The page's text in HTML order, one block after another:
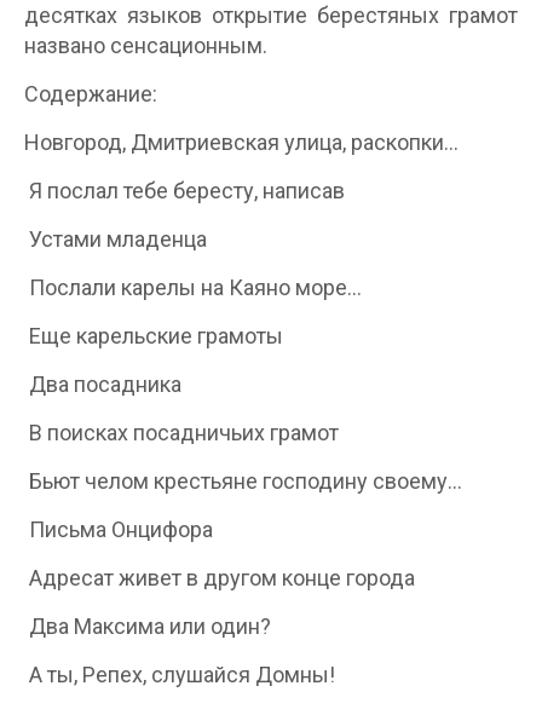
десятках языков открытие берестяных грамот
названо сенсационным.
Содержание:
Новгород, Дмитриевская улица, раскопки...
Я послал тебе бересту, написав
Устами младенца
Послали карелы на Каяно море...
Еще карельские грамоты
Два посадника
В поисках посадничьих грамот
Бьют челом крестьяне господину своему...
Письма Онцифора
Адресат живет в другом конце города
Два Максима или один?
А ты, Репех, слушайся Домны!